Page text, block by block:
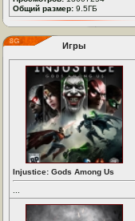
Общий размер: 9.5ГБ
Игры
Injustice: Gods Among Us